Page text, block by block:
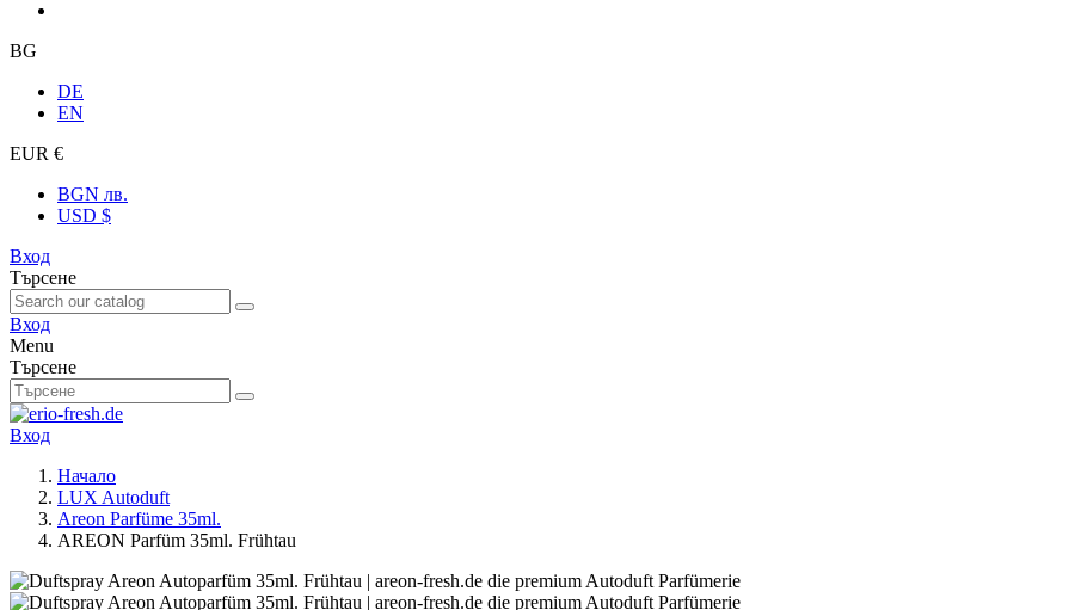
BG
DE
EN
EUR €
BGN лв.
USD $
Вход
Търсене
Вход
Menu
Търсене
Вход
Начало
LUX Autoduft
Areon Parfüme 35ml.
AREON Parfüm 35ml. Frühtau